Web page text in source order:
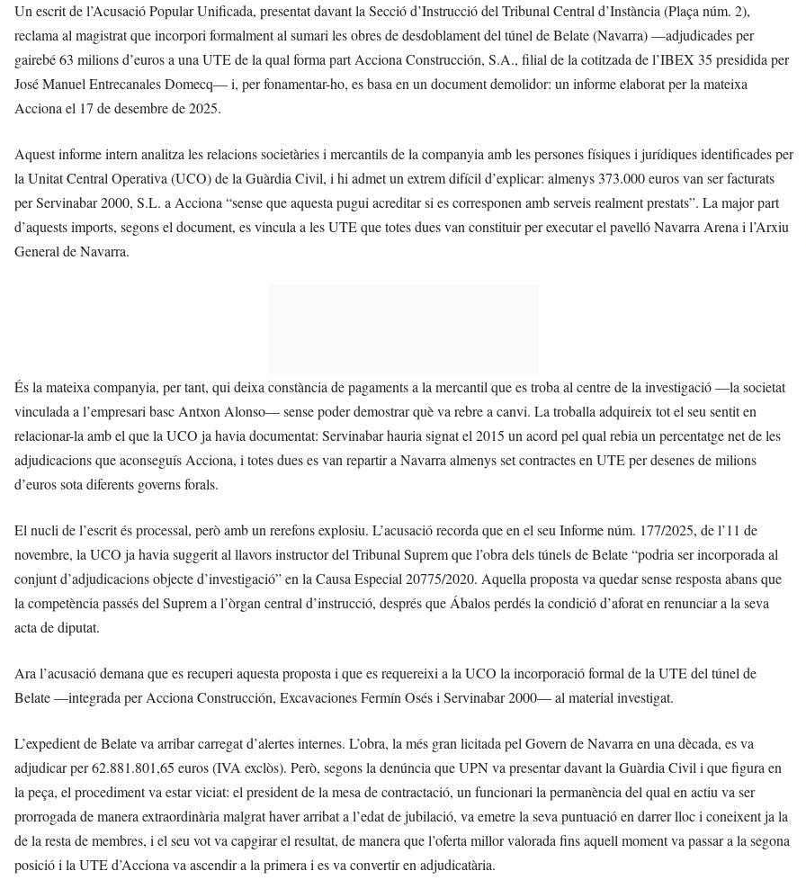
Un escrit de l’Acusació Popular Unificada, presentat davant la Secció d’Instrucció del Tribunal Central d’Instància (Plaça núm. 2),
reclama al magistrat que incorpori formalment al sumari les obres de desdoblament del túnel de Belate (Navarra) —adjudicades per
gairebé 63 milions d’euros a una UTE de la qual forma part Acciona Construcción, S.A., filial de la cotitzada de l’IBEX 35 presidida per
José Manuel Entrecanales Domecq— i, per fonamentar-ho, es basa en un document demolidor: un informe elaborat per la mateixa
Acciona el 17 de desembre de 2025.
Aquest informe intern analitza les relacions societàries i mercantils de la companyia amb les persones físiques i jurídiques identificades per
la Unitat Central Operativa (UCO) de la Guàrdia Civil, i hi admet un extrem difícil d’explicar: almenys 373.000 euros van ser facturats
per Servinabar 2000, S.L. a Acciona “sense que aquesta pugui acreditar si es corresponen amb serveis realment prestats”. La major part
d’aquests imports, segons el document, es vincula a les UTE que totes dues van constituir per executar el pavelló Navarra Arena i l’Arxiu
General de Navarra.
És la mateixa companyia, per tant, qui deixa constància de pagaments a la mercantil que es troba al centre de la investigació —la societat
vinculada a l’empresari basc Antxon Alonso— sense poder demostrar què va rebre a canvi. La troballa adquireix tot el seu sentit en
relacionar-la amb el que la UCO ja havia documentat: Servinabar hauria signat el 2015 un acord pel qual rebia un percentatge net de les
adjudicacions que aconseguís Acciona, i totes dues es van repartir a Navarra almenys set contractes en UTE per desenes de milions
d’euros sota diferents governs forals.
El nucli de l’escrit és processal, però amb un rerefons explosiu. L’acusació recorda que en el seu Informe núm. 177/2025, de l’11 de
novembre, la UCO ja havia suggerit al llavors instructor del Tribunal Suprem que l’obra dels túnels de Belate “podria ser incorporada al
conjunt d’adjudicacions objecte d’investigació” en la Causa Especial 20775/2020. Aquella proposta va quedar sense resposta abans que
la competència passés del Suprem a l’òrgan central d’instrucció, després que Ábalos perdés la condició d’aforat en renunciar a la seva
acta de diputat.
Ara l’acusació demana que es recuperi aquesta proposta i que es requereixi a la UCO la incorporació formal de la UTE del túnel de
Belate —integrada per Acciona Construcción, Excavaciones Fermín Osés i Servinabar 2000— al material investigat.
L’expedient de Belate va arribar carregat d’alertes internes. L’obra, la més gran licitada pel Govern de Navarra en una dècada, es va
adjudicar per 62.881.801,65 euros (IVA exclòs). Però, segons la denúncia que UPN va presentar davant la Guàrdia Civil i que figura en
la peça, el procediment va estar viciat: el president de la mesa de contractació, un funcionari la permanència del qual en actiu va ser
prorrogada de manera extraordinària malgrat haver arribat a l’edat de jubilació, va emetre la seva puntuació en darrer lloc i coneixent ja la
de la resta de membres, i el seu vot va capgirar el resultat, de manera que l’oferta millor valorada fins aquell moment va passar a la segona
posició i la UTE d’Acciona va ascendir a la primera i es va convertir en adjudicatària.